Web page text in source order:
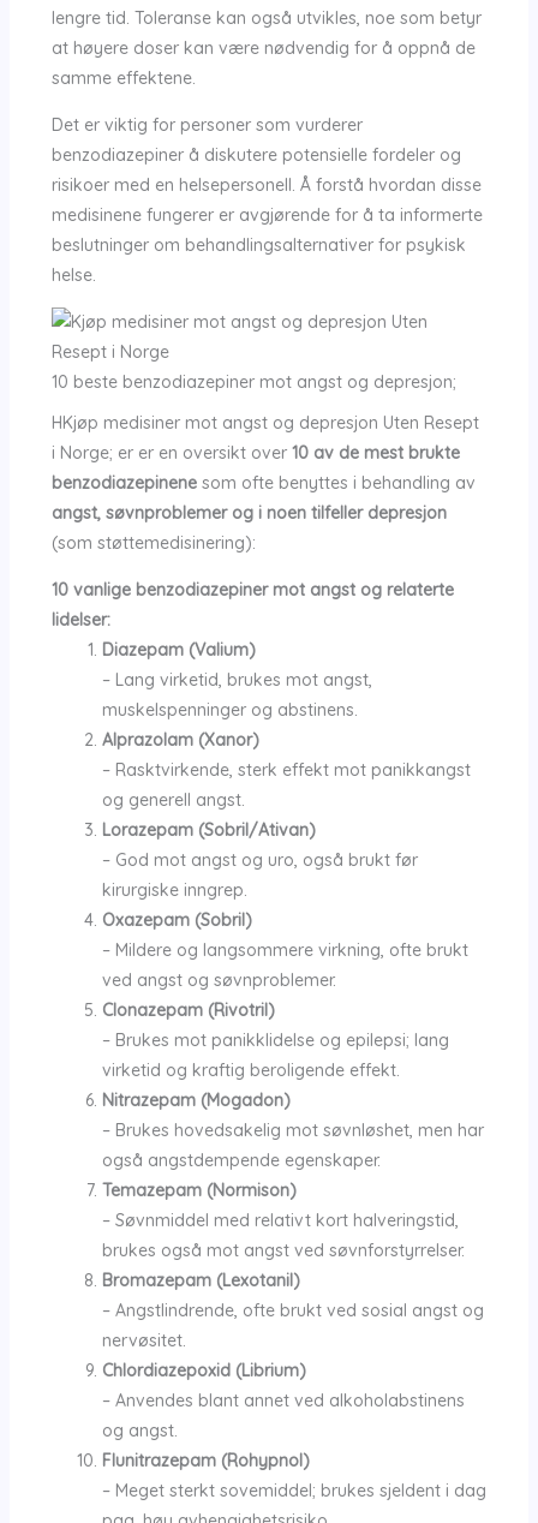
lengre tid. Toleranse kan også utvikles, noe som betyr
at høyere doser kan være nødvendig for å oppnå de
samme effektene.
Det er viktig for personer som vurderer
benzodiazepiner å diskutere potensielle fordeler og
risikoer med en helsepersonell. Å forstå hvordan disse
medisinene fungerer er avgjørende for å ta informerte
beslutninger om behandlingsalternativer for psykisk
helse.
10 beste benzodiazepiner mot angst og depresjon;
HKjøp medisiner mot angst og depresjon Uten Resept
i Norge; er er en oversikt over 10 av de mest brukte
benzodiazepinenesom ofte benyttes i behandling av
angst, søvnproblemer og i noen tilfeller depresjon
(som støttemedisinering):
10 vanlige benzodiazepiner mot angst og relaterte
lidelser:
Diazepam (Valium)
– Lang virketid, brukes mot angst,
muskelspenninger og abstinens.
Alprazolam (Xanor)
– Rasktvirkende, sterk effekt mot panikkangst
og generell angst.
Lorazepam (Sobril/Ativan)
– God mot angst og uro, også brukt før
kirurgiske inngrep.
Oxazepam (Sobril)
– Mildere og langsommere virkning, ofte brukt
ved angst og søvnproblemer.
Clonazepam (Rivotril)
– Brukes mot panikklidelse og epilepsi; lang
virketid og kraftig beroligende effekt.
Nitrazepam (Mogadon)
– Brukes hovedsakelig mot søvnløshet, men har
også angstdempende egenskaper.
Temazepam (Normison)
– Søvnmiddel med relativt kort halveringstid,
brukes også mot angst ved søvnforstyrrelser.
Bromazepam (Lexotanil)
– Angstlindrende, ofte brukt ved sosial angst og
nervøsitet.
Chlordiazepoxid (Librium)
– Anvendes blant annet ved alkoholabstinens
og angst.
Flunitrazepam (Rohypnol)
– Meget sterkt sovemiddel; brukes sjeldent i dag